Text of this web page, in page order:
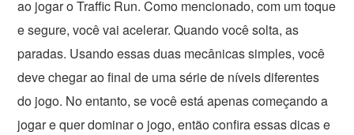
ao jogar o Traffic Run. Como mencionado, com um toque
e segure, você vai acelerar. Quando você solta, as
paradas. Usando essas duas mecânicas simples, você
deve chegar ao final de uma série de níveis diferentes
do jogo. No entanto, se você está apenas começando a
jogar e quer dominar o jogo, então confira essas dicas e